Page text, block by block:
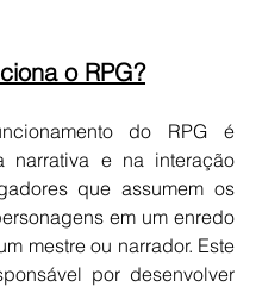
o RPG?
narrativa e na interação
que assumem os
em um enredo
mestre ou narrador. Este
por desenvolver